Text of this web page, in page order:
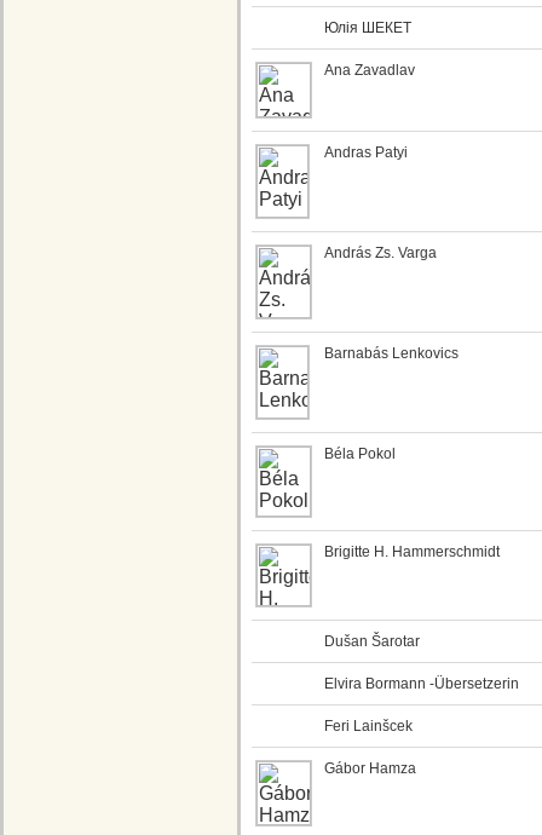
Юлія ШЕКЕТ
Ana Zavadlav
Andras Patyi
András Zs. Varga
Barnabás Lenkovics
Béla Pokol
Brigitte H. Hammerschmidt
Dušan Šarotar
Elvira Bormann -Übersetzerin
Feri Lainšcek
Gábor Hamza